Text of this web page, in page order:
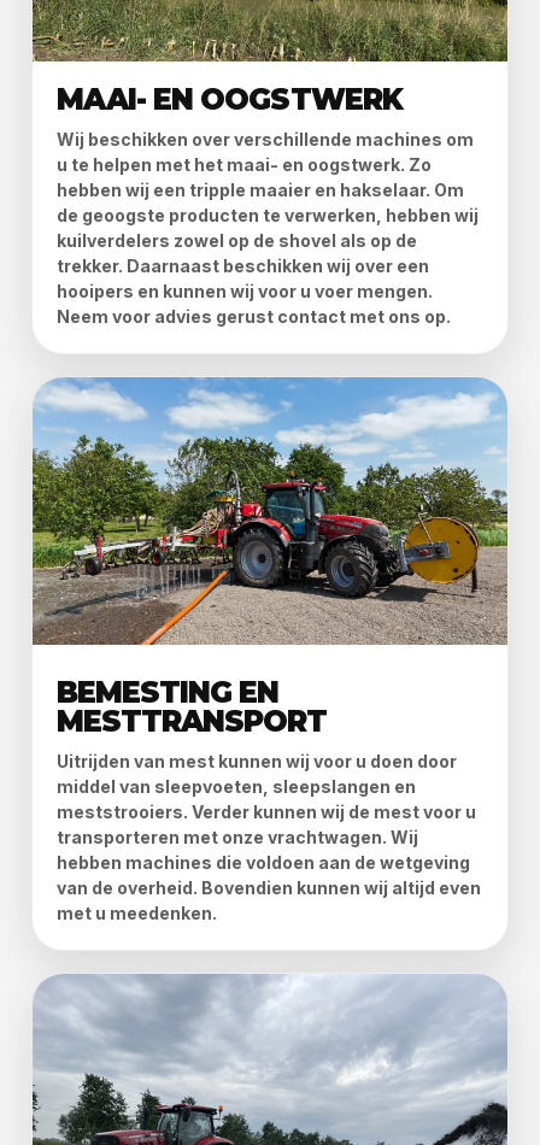
MAAI- EN OOGSTWERK
Wij beschikken over verschillende machines om
u te helpen met het maai- en oogstwerk. Zo
hebben wij een tripple maaier en hakselaar. Om
de geoogste producten te verwerken, hebben wij
kuilverdelers zowel op de shovel als op de
trekker. Daarnaast beschikken wij over een
hooipers en kunnen wij voor u voer mengen.
Neem voor advies gerust contact met ons op.
BEMESTING EN
MESTTRANSPORT
Uitrijden van mest kunnen wij voor u doen door
middel van sleepvoeten, sleepslangen en
meststrooiers. Verder kunnen wij de mest voor u
transporteren met onze vrachtwagen. Wij
hebben machines die voldoen aan de wetgeving
van de overheid. Bovendien kunnen wij altijd even
met u meedenken.